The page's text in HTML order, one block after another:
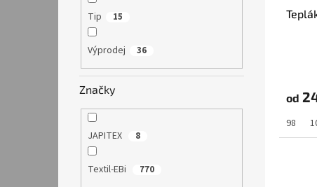
Tip 15
Výprodej 36
Značky
JAPITEX 8
Textil-EBi 770
od
98